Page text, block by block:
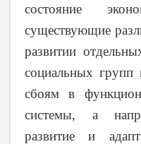
состояние
существующие
развитии
социальных групп
сбоям в
системы, а
развитие и